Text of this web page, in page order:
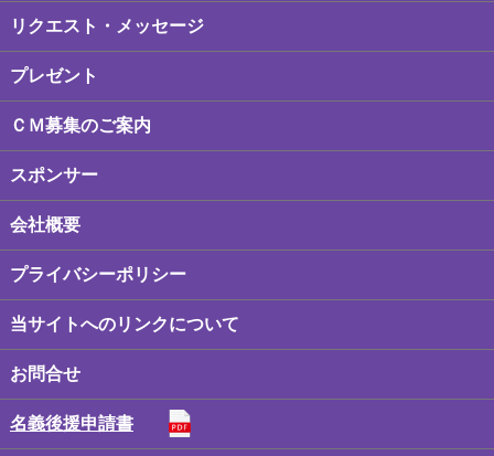
リクエスト・メッセージ
プレゼント
ＣＭ募集のご案内
スポンサー
会社概要
プライバシーポリシー
当サイトへのリンクについて
お問合せ
名義後援申請書